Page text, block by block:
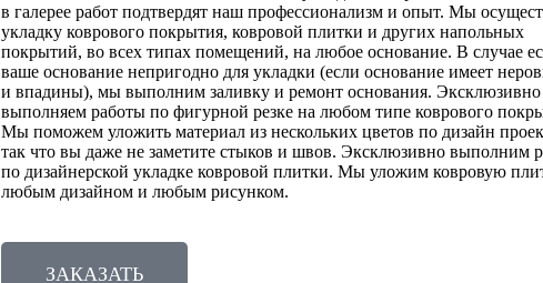
в галерее работ подтвердят наш профессионализм и опыт. Мы
укладку коврового покрытия, ковровой плитки и других напольных
покрытий, во всех типах помещений, на любое основание. В случае
ваше основание непригодно для укладки (если основание имеет
и впадины), мы выполним заливку и ремонт основания. Эксклюзивно
выполняем работы по фигурной резке на любом типе коврового
Мы поможем уложить материал из нескольких цветов по дизайн
так что вы даже не заметите стыков и швов. Эксклюзивно выполним
по дизайнерской укладке ковровой плитки. Мы уложим ковровую
любым дизайном и любым рисунком.
ЗАКАЗАТЬ